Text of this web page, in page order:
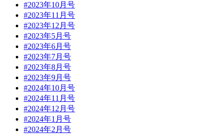
#2023年10月号
#2023年11月号
#2023年12月号
#2023年5月号
#2023年6月号
#2023年7月号
#2023年8月号
#2023年9月号
#2024年10月号
#2024年11月号
#2024年12月号
#2024年1月号
#2024年2月号